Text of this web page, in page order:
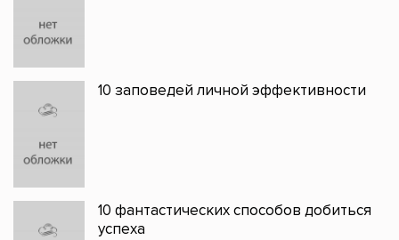
10 заповедей личной эффективности
10 фантастических способов добиться
успеха